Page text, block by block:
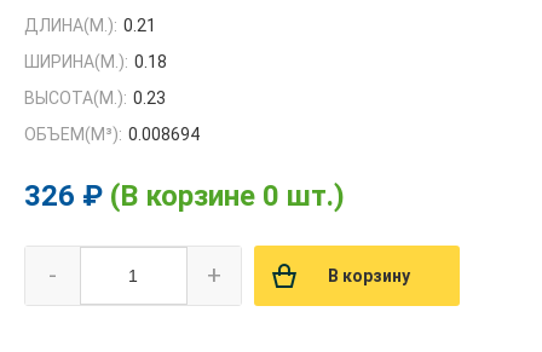
ДЛИНА(М.): 0.21
ШИРИНА(М.): 0.18
ВЫСОТА(М.): 0.23
ОБЪЕМ(M³): 0.008694
326 ₽ (В корзине 0 шт.)
- + В корзину